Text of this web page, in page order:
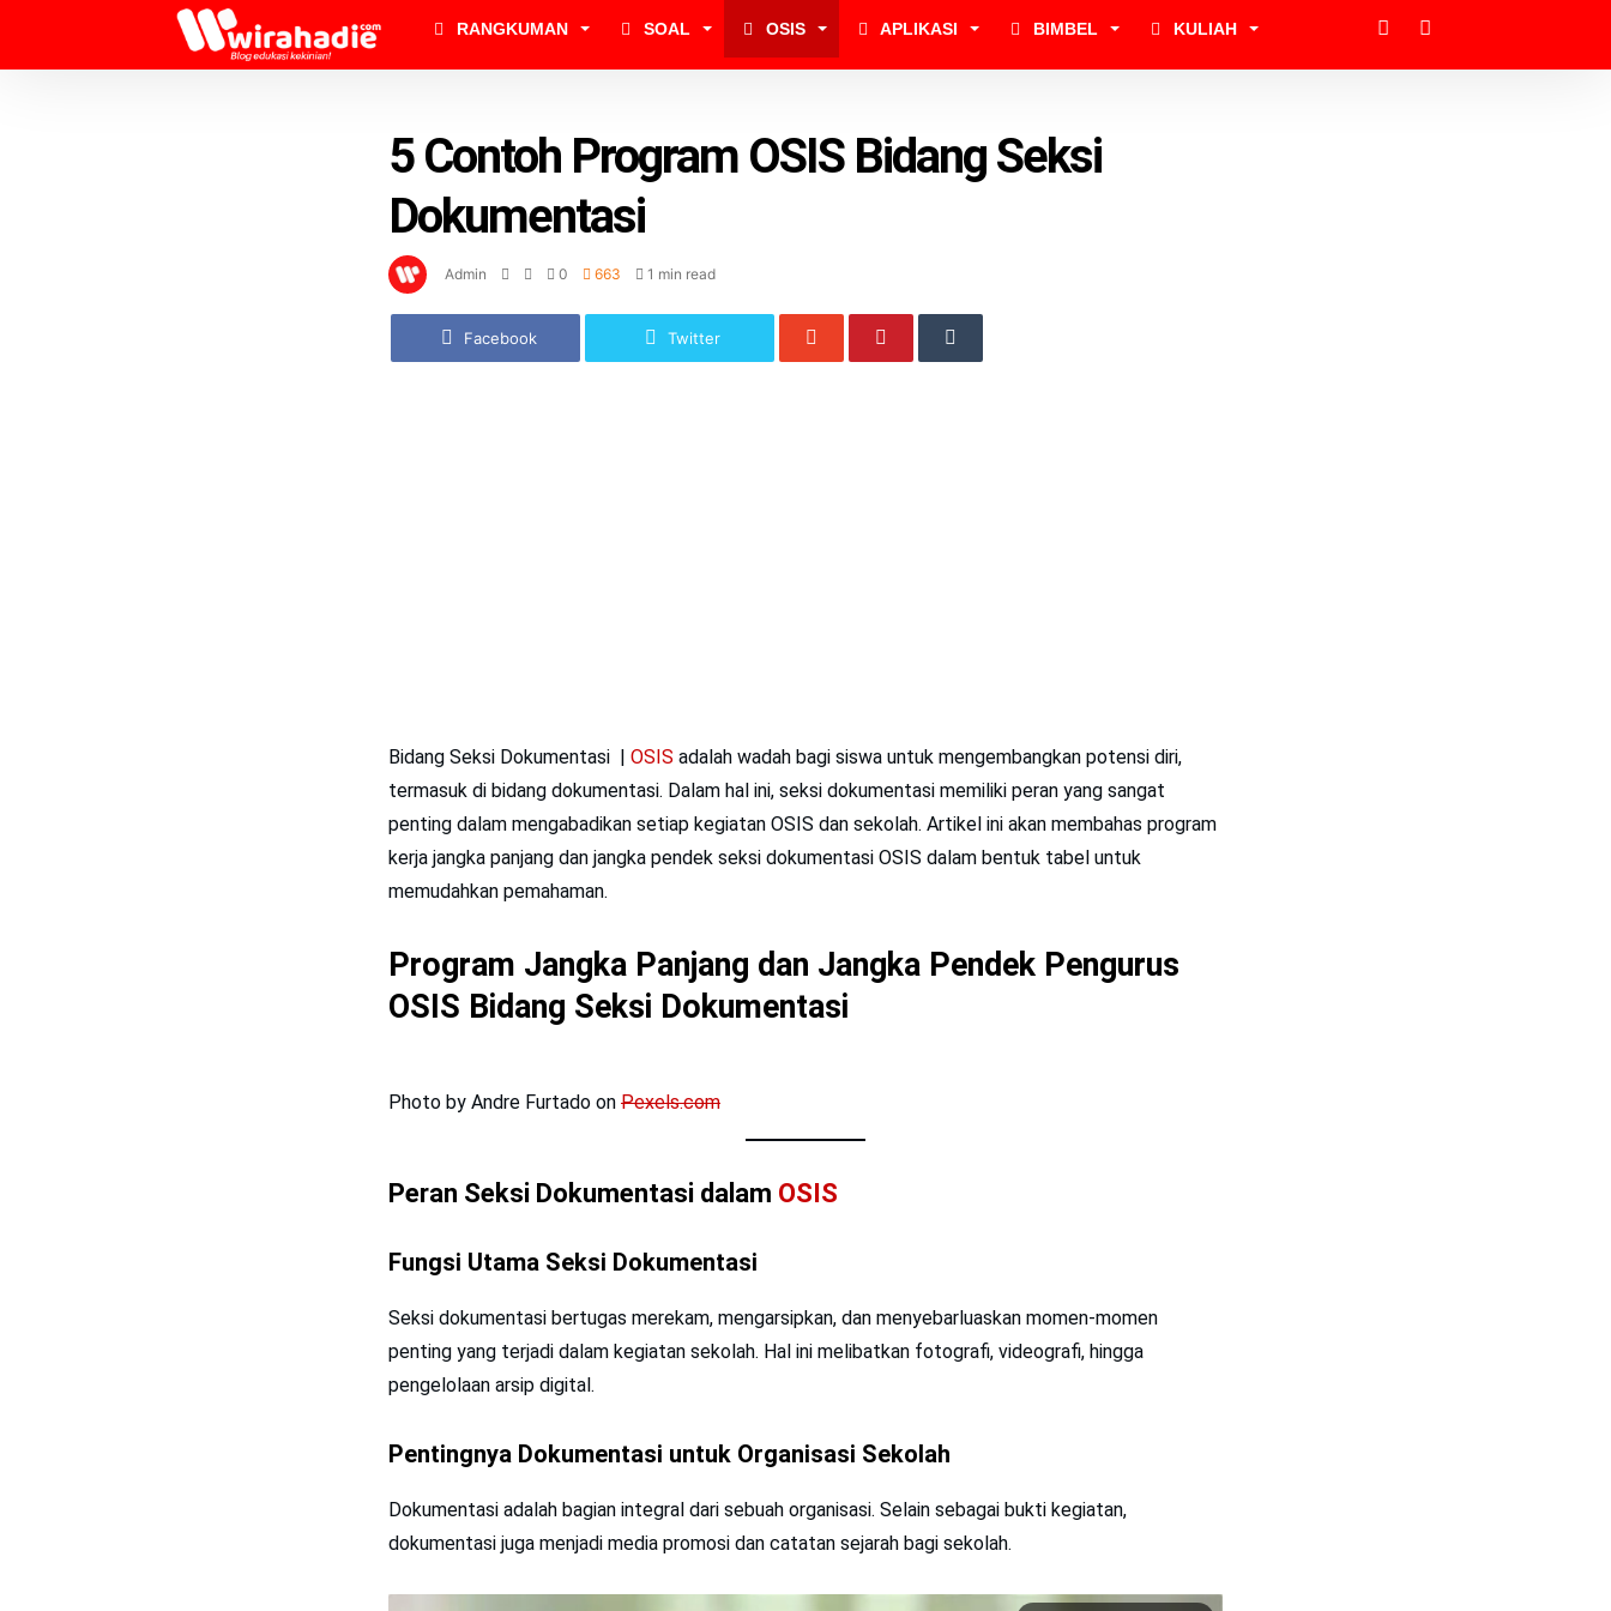
RANGKUMAN SOAL OSIS APLIKASI BIMBEL KULIAH
5 Contoh Program OSIS Bidang Seksi
Dokumentasi
Admin 0 663 1 min read
Facebook Twitter
Bidang Seksi Dokumentasi | OSIS adalah wadah bagi siswa untuk mengembangkan potensi diri,
termasuk di bidang dokumentasi. Dalam hal ini, seksi dokumentasi memiliki peran yang sangat
penting dalam mengabadikan setiap kegiatan OSIS dan sekolah. Artikel ini akan membahas program
kerja jangka panjang dan jangka pendek seksi dokumentasi OSIS dalam bentuk tabel untuk
memudahkan pemahaman.
Program Jangka Panjang dan Jangka Pendek Pengurus
OSIS Bidang Seksi Dokumentasi
Photo by Andre Furtado on Pexels.com
Peran Seksi Dokumentasi dalam OSIS
Fungsi Utama Seksi Dokumentasi
Seksi dokumentasi bertugas merekam, mengarsipkan, dan menyebarluaskan momen-momen
penting yang terjadi dalam kegiatan sekolah. Hal ini melibatkan fotografi, videografi, hingga
pengelolaan arsip digital.
Pentingnya Dokumentasi untuk Organisasi Sekolah
Dokumentasi adalah bagian integral dari sebuah organisasi. Selain sebagai bukti kegiatan,
dokumentasi juga menjadi media promosi dan catatan sejarah bagi sekolah.